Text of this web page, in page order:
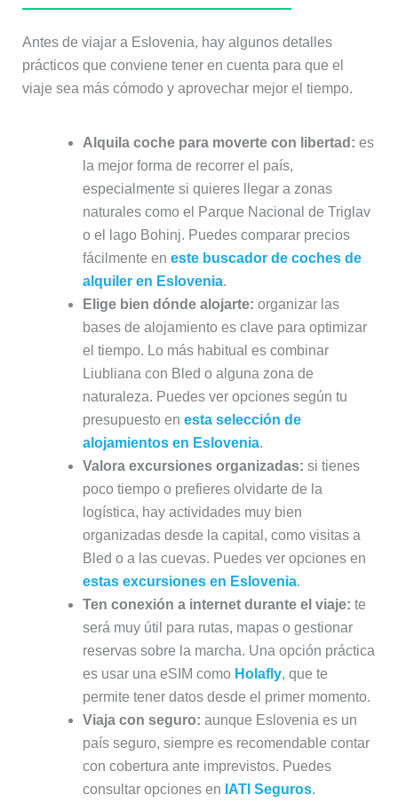
Antes de viajar a Eslovenia, hay algunos detalles
prácticos que conviene tener en cuenta para que el
viaje sea más cómodo y aprovechar mejor el tiempo.
Alquila coche para moverte con libertad: es
la mejor forma de recorrer el país,
especialmente si quieres llegar a zonas
naturales como el Parque Nacional de Triglav
o el lago Bohinj. Puedes comparar precios
fácilmente en este buscador de coches de
alquiler en Eslovenia.
Elige bien dónde alojarte: organizar las
bases de alojamiento es clave para optimizar
el tiempo. Lo más habitual es combinar
Liubliana con Bled o alguna zona de
naturaleza. Puedes ver opciones según tu
presupuesto en esta selección de
alojamientos en Eslovenia.
Valora excursiones organizadas: si tienes
poco tiempo o prefieres olvidarte de la
logística, hay actividades muy bien
organizadas desde la capital, como visitas a
Bled o a las cuevas. Puedes ver opciones en
estas excursiones en Eslovenia.
Ten conexión a internet durante el viaje: te
será muy útil para rutas, mapas o gestionar
reservas sobre la marcha. Una opción práctica
es usar una eSIM como Holafly, que te
permite tener datos desde el primer momento.
Viaja con seguro: aunque Eslovenia es un
país seguro, siempre es recomendable contar
con cobertura ante imprevistos. Puedes
consultar opciones en IATI Seguros.